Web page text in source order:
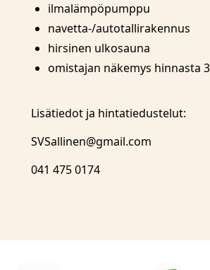
ilmalämpöpumppu
navetta-/autotallirakennus
hirsinen ulkosauna
omistajan näkemys hinnasta
Lisätiedot ja hintatiedustelut:
SVSallinen@gmail.com
041 475 0174